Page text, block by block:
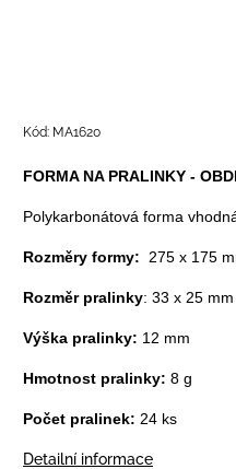
Kód: MA1620
FORMA NA PRALINKY -
Polykarbonátová forma
Rozměry formy: 275 x 175
Rozměr pralinky: 33 x 25 mm
Výška pralinky: 12 mm
Hmotnost pralinky: 8 g
Počet pralinek: 24 ks
Detailní informace